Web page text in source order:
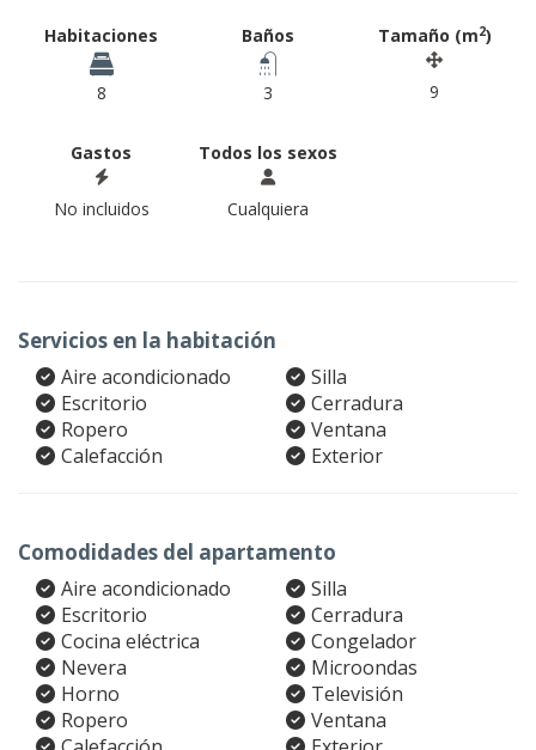
Habitaciones
8
Baños
3
Tamaño (m2)
9
Gastos
No incluidos
Todos los sexos
Cualquiera
Servicios en la habitación
Aire acondicionado
Silla
Escritorio
Cerradura
Ropero
Ventana
Calefacción
Exterior
Comodidades del apartamento
Aire acondicionado
Silla
Escritorio
Cerradura
Cocina eléctrica
Congelador
Nevera
Microondas
Horno
Televisión
Ropero
Ventana